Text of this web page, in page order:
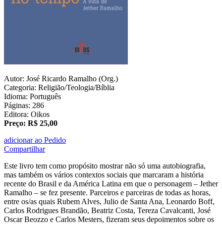
Autor: José Ricardo Ramalho (Org.)
Categoria: Religião/Teologia/Bíblia
Idioma: Português
Páginas: 286
Editora: Oikos
Preço: R$ 25,00
adicionar ao Pedido
Compartilhar
Este livro tem como propósito mostrar não só uma autobiografia,
mas também os vários contextos sociais que marcaram a história
recente do Brasil e da América Latina em que o personagem – Jether
Ramalho – se fez presente. Parceiros e parceiras de todas as horas,
entre os/as quais Rubem Alves, Julio de Santa Ana, Leonardo Boff,
Carlos Rodrigues Brandão, Beatriz Costa, Tereza Cavalcanti, José
Oscar Beozzo e Carlos Mesters, fizeram seus depoimentos sobre os